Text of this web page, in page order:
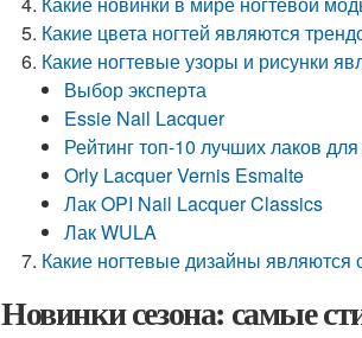
Какие цвета ногтей являются
Какие ногтевые узоры и рисунки
Выбор эксперта
Essie Nail Lacquer
Рейтинг топ-10 лучших лаков
Orly Lacquer Vernis Esmalte
Лак OPI Nail Lacquer Classics
Лак WULA
Какие ногтевые дизайны
Новинки сезона: самые